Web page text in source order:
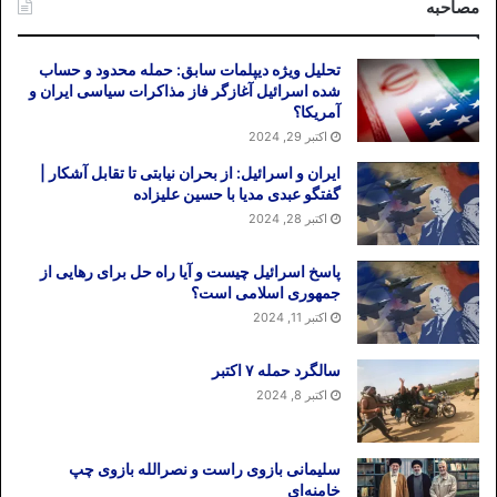
ظریف با موگرینی پی برد. فرض بگیریم که
جمهوری اسلامی به مجمع عمومی سازمان
ملل قطعنامه‌ای در محکومیت اقدام آمریکا
پیشنهاد دهد، با توجه به تعداد موافقان و
مخالفان اقدام آمریکا که در بالا اشاره شد، آیا
قطعنامه پیشنهادی ایران از حمایت کافی
عددی برخوردار خواهد بود؟ آیا اعضای اتحادیه
اروپا حاضر به انتقاد از آمریکا خواهند بود؟
از واکنش سرد مکرون پاسخ پرسش‌های بالا
روشن می‌شود. واقعیت این است که فرانسه
و در مجموع اتحادیه اروپا از نقش مخرب سپاه
پاسداران در نقض حقوق بشر در ایران،
سرکوب مردم، پیش بردن برنامه موشکی،
تهدید اسرائیل به نابودی و فعالیت‌های
فراسرزمینی در عراق و سوریه و یمن و لبنان
آگاهند. مزید بر این، کشف چهار مورد اقدام
مصاحبه
تحلیل ویژه دیپلمات سابق: حمله محدود و حساب
شده اسرائیل آغازگر فاز مذاکرات سیاسی ایران و
آمریکا؟
اکتبر 29, 2024
ایران و اسرائیل: از بحران نیابتی تا تقابل آشکار |
گفتگو عبدی مدیا با حسین علیزاده
اکتبر 28, 2024
پاسخ اسرائیل چیست و آیا راه حل برای رهایی از
جمهوری اسلامی است؟
اکتبر 11, 2024
سالگرد حمله ۷ اکتبر
اکتبر 8, 2024
سلیمانی بازوی راست و نصرالله بازوی چپ
خامنه‌ای